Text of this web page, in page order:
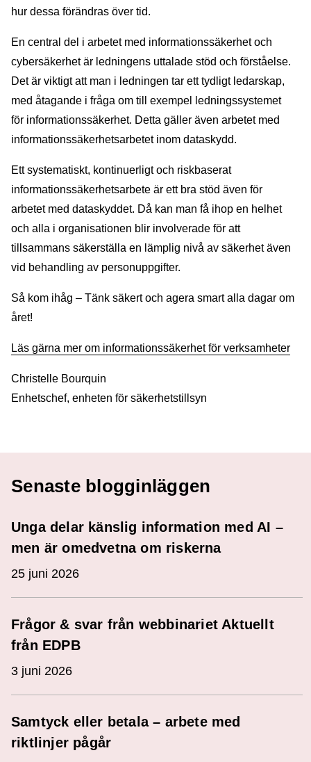
hur dessa förändras över tid.
En central del i arbetet med informationssäkerhet och
cybersäkerhet är ledningens uttalade stöd och förståelse.
Det är viktigt att man i ledningen tar ett tydligt ledarskap,
med åtagande i fråga om till exempel ledningssystemet
för informationssäkerhet. Detta gäller även arbetet med
informationssäkerhetsarbetet inom dataskydd.
Ett systematiskt, kontinuerligt och riskbaserat
informationssäkerhetsarbete är ett bra stöd även för
arbetet med dataskyddet. Då kan man få ihop en helhet
och alla i organisationen blir involverade för att
tillsammans säkerställa en lämplig nivå av säkerhet även
vid behandling av personuppgifter.
Så kom ihåg – Tänk säkert och agera smart alla dagar om
året!
Läs gärna mer om informationssäkerhet för verksamheter
Christelle Bourquin
Enhetschef, enheten för säkerhetstillsyn
Senaste blogginläggen
Unga delar känslig information med AI –
men är omedvetna om riskerna
25 juni 2026
Frågor & svar från webbinariet Aktuellt
från EDPB
3 juni 2026
Samtyck eller betala – arbete med
riktlinjer pågår